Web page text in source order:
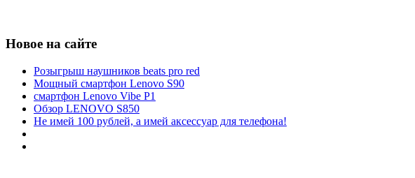
Новое на сайте
Розыгрыш наушников beats pro red
Мощный смартфон Lenovo S90
смартфон Lenovo Vibe P1
Обзор LENOVO S850
Не имей 100 рублей, а имей аксессуар для телефона!